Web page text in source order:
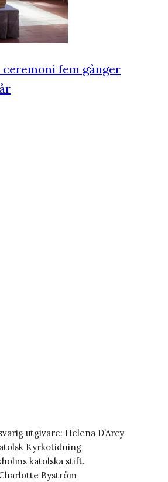
fem gånger
utgivare: Helena D’Arcy
Kyrkotidning
katolska stift.
Byström